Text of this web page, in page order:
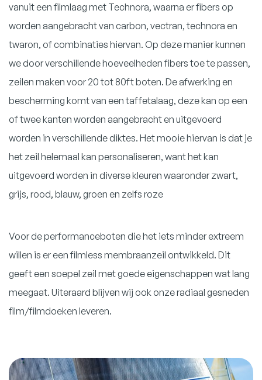
vanuit een filmlaag met Technora, waarna er fibers op
worden aangebracht van carbon, vectran, technora en
twaron, of combinaties hiervan. Op deze manier kunnen
we door verschillende hoeveelheden fibers toe te passen,
zeilen maken voor 20 tot 80ft boten. De afwerking en
bescherming komt van een taffetalaag, deze kan op een
of twee kanten worden aangebracht en uitgevoerd
worden in verschillende diktes. Het mooie hiervan is dat je
het zeil helemaal kan personaliseren, want het kan
uitgevoerd worden in diverse kleuren waaronder zwart,
grijs, rood, blauw, groen en zelfs roze
Voor de performanceboten die het iets minder extreem
willen is er een filmless membraanzeil ontwikkeld. Dit
geeft een soepel zeil met goede eigenschappen wat lang
meegaat. Uiteraard blijven wij ook onze radiaal gesneden
film/filmdoeken leveren.